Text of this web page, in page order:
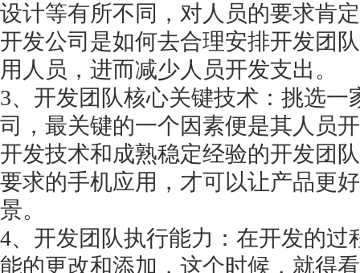
设计等有所不同，对人员的要求肯
开发公司是如何去合理安排开发团
用人员，进而减少人员开发支出。
3、开发团队核心关键技术：挑选一
司，最关键的一个因素便是其人员
开发技术和成熟稳定经验的开发团
要求的手机应用，才可以让产品更
景。
4、开发团队执行能力：在开发的
能的更改和添加，这个时候，就得
1万个想法不如1次的方案落地
扫码添加[商务总监]沟通方案
扫码沟通